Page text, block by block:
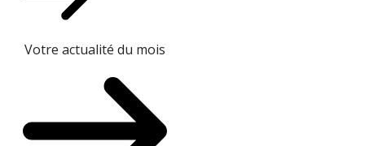
Votre actualité du mois